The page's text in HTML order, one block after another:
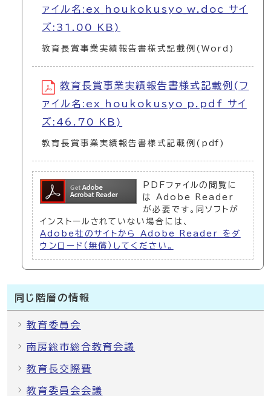
ァイル名:ex_houkokusyo_w.doc サイ
ズ:31.00 KB)
教育長賞事業実績報告書様式記載例(Word)
教育長賞事業実績報告書様式記載例(フ
ァイル名:ex_houkokusyo_p.pdf サイ
ズ:46.70 KB)
教育長賞事業実績報告書様式記載例(pdf)
PDFファイルの閲覧に
は Adobe Reader
が必要です。同ソフトが
インストールされていない場合には、
Adobe社のサイトから Adobe Reader をダ
ウンロード（無償）してください。
同じ階層の情報
教育委員会
南房総市総合教育会議
教育長交際費
教育委員会会議